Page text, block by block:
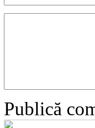
Publică